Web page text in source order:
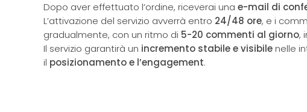
Dopo aver effettuato l’ordine, riceverai una e-mail di
L’attivazione del servizio avverrà entro 24/48 ore, e i
gradualmente, con un ritmo di 5-20 commenti al giorno,
Il servizio garantirà un incremento stabile e visibilenelle
il posizionamento e l’engagement.